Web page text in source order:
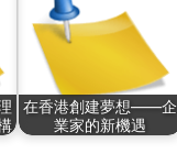
在香港創建夢想——企
業家的新機遇